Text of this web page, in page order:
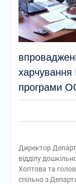
харчування
програми
Директор
відділу
Хоптова та
спільно з